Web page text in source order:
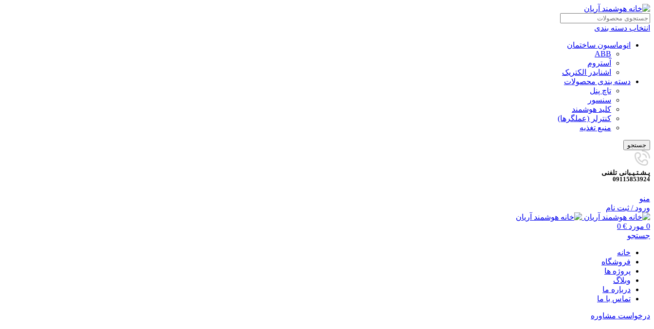
انتخاب دسته بندی
اتوماسیون ساختمان
ABB
آستروم
اشنایدر الکتریک
دسته بندی محصولات
تاچ پنل
سنسور
کلید هوشمند
کنترلر (عملگرها)
منبع تغذیه
جستجو
پـشـتـیـبانی تلفنی
09115853924
منو
ورود / ثبت نام
0 مورد 0 €
جستجو
خانه
فروشگاه
پروژه ها
وبلاگ
درباره ما
تماس با ما
درخواست مشاوره